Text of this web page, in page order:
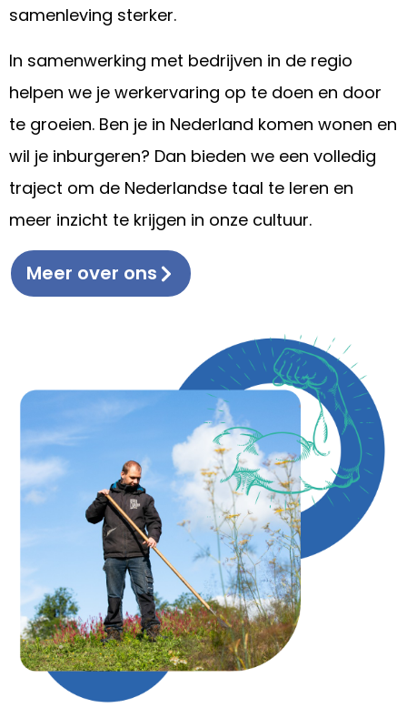
samenleving sterker.
In samenwerking met bedrijven in de regio
helpen we je werkervaring op te doen en door
te groeien. Ben je in Nederland komen wonen en
wil je inburgeren? Dan bieden we een volledig
traject om de Nederlandse taal te leren en
meer inzicht te krijgen in onze cultuur.
Meer over ons